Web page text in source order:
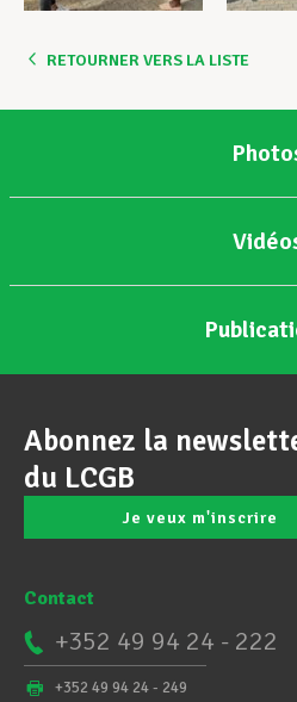
RETOURNER VERS LA LISTE
Abonnez la
du LCGB
Je veux m'inscrire
Contact
+352 49 94 24 - 222
+352 49 94 24 - 249